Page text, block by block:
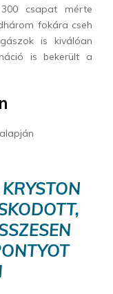
csapat mérte
fokára cseh
is kiválóan
is bekerült a